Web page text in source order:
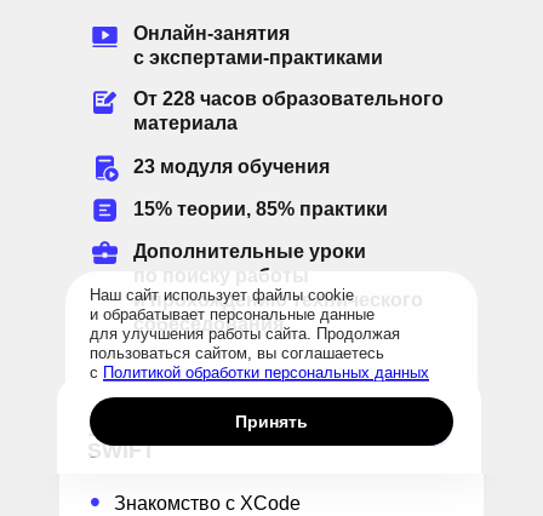
1. Введение в XCode и
SWIFT
Онлайн-занятия
с экспертами-практиками
От 228 часов образовательного
материала
23 модуля обучения
15% теории, 85% практики
Дополнительные уроки
по поиску работы
и прохождению технического
собеседования
Знакомство с XCode
•
Принять
Наш сайт использует файлы cookie
и обрабатывает персональные данные
для улучшения работы сайта. Продолжая
пользоваться сайтом, вы соглашаетесь
с Политикой обработки персональных данных